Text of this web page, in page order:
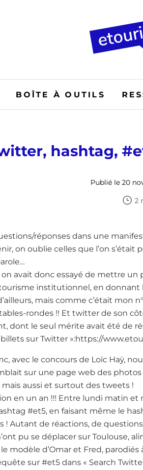
BOÎTE À OUTILS
hashtag,
Publié le 20
2
réponses dans une
on oublie celles que l’on
on avait donc essayé de mettre
institutionnel, en donnant
mais comme c’était
rondes !! Et twitter de son
dont le seul mérite avait été de
sur Twitter »:https://
avec le concours de Loïc Haÿ,
sur une page web des
mais aussi et surtout des tweets !
en un an !!! Entre lundi matin
#et5, en faisant même le
! Autant de réactions, de
pu se déplacer sur Toulouse,
modèle d’Omar et Fred,
sur #et5 dans « Search